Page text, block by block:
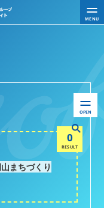
OPEN
まちづくり
0
RESULT
MENU